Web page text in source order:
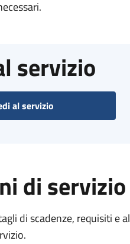
servizio
al servizio
di servizio
di scadenze, requisiti